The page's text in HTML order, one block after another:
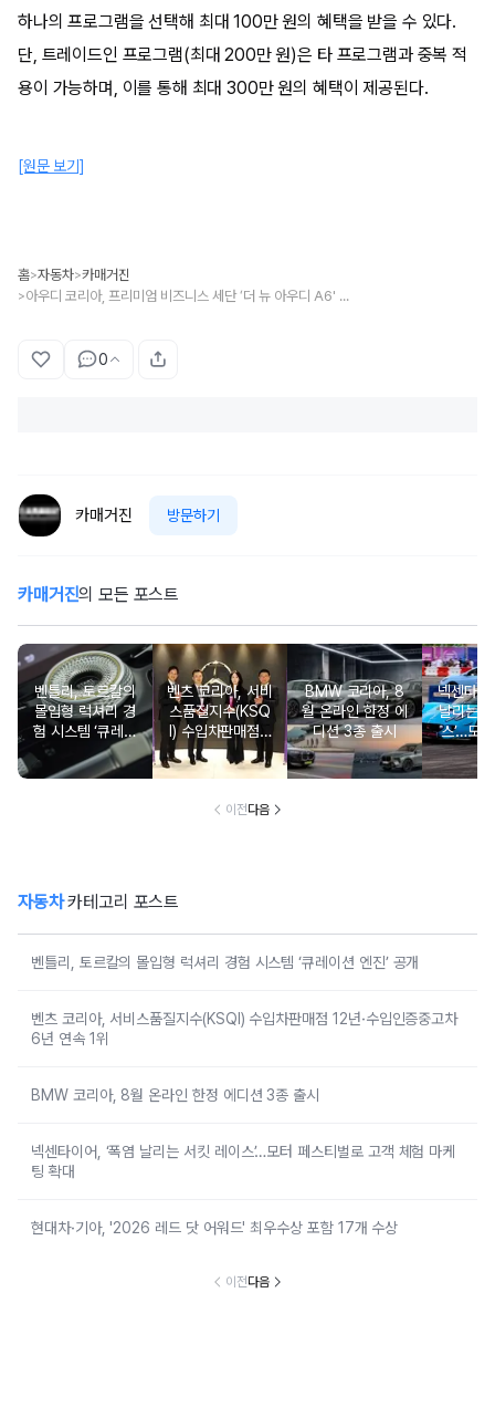
하나의 프로그램을 선택해 최대 100만 원의 혜택을 받을 수 있다.
단, 트레이드인 프로그램(최대 200만 원)은 타 프로그램과 중복 적
용이 가능하며, 이를 통해 최대 300만 원의 혜택이 제공된다.
[원문 보기]
홈>자동차>카매거진
> 아우디 코리아, 프리미엄 비즈니스 세단 ‘더 뉴 아우디 A6' 출시
0
카매거진 방문하기
카매거진의 모든 포스트
벤틀리, 토르칼의
몰입형 럭셔리 경
험 시스템 ‘큐레이
션 엔진’ 공개
벤츠 코리아, 서비
스품질지수(KSQ
I) 수입차판매점 1
2년·수입인증중고
차 6년 연속 1위
BMW 코리아, 8
월 온라인 한정 에
디션 3종 출시
넥센타이
날리는
스’…모
벌로 고
케팅
이전다음
자동차카테고리 포스트
벤틀리, 토르칼의 몰입형 럭셔리 경험 시스템 ‘큐레이션 엔진’ 공개
벤츠 코리아, 서비스품질지수(KSQI) 수입차판매점 12년·수입인증중고차
6년 연속 1위
BMW 코리아, 8월 온라인 한정 에디션 3종 출시
넥센타이어, ‘폭염 날리는 서킷 레이스’…모터 페스티벌로 고객 체험 마케
팅 확대
현대차·기아, '2026 레드 닷 어워드' 최우수상 포함 17개 수상
이전다음